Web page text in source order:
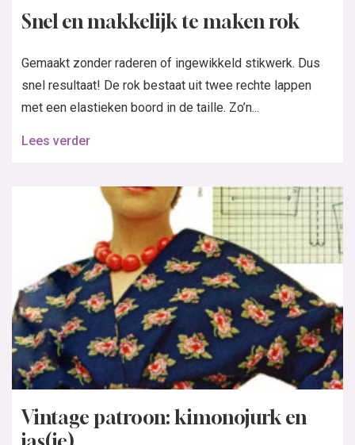
Snel en makkelijk te maken rok
Gemaakt zonder raderen of ingewikkeld stikwerk. Dus
snel resultaat! De rok bestaat uit twee rechte lappen
met een elastieken boord in de taille. Zo’n...
Lees verder
Vintage patroon: kimonojurk en